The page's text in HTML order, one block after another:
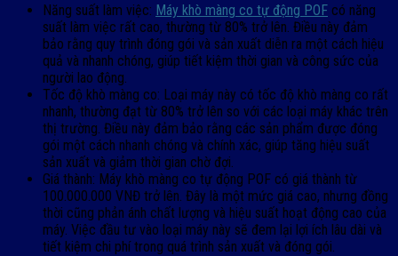
Năng suất làm việc: Máy khò màng co tự động POF có năng
suất làm việc rất cao, thường từ 80% trở lên. Điều này đảm
bảo rằng quy trình đóng gói và sản xuất diễn ra một cách hiệu
quả và nhanh chóng, giúp tiết kiệm thời gian và công sức của
người lao động.
Tốc độ khò màng co: Loại máy này có tốc độ khò màng co rất
nhanh, thường đạt từ 80% trở lên so với các loại máy khác trên
thị trường. Điều này đảm bảo rằng các sản phẩm được đóng
gói một cách nhanh chóng và chính xác, giúp tăng hiệu suất
sản xuất và giảm thời gian chờ đợi.
Giá thành: Máy khò màng co tự động POF có giá thành từ
100.000.000 VNĐ trở lên. Đây là một mức giá cao, nhưng đồng
thời cũng phản ánh chất lượng và hiệu suất hoạt động cao của
máy. Việc đầu tư vào loại máy này sẽ đem lại lợi ích lâu dài và
tiết kiệm chi phí trong quá trình sản xuất và đóng gói.